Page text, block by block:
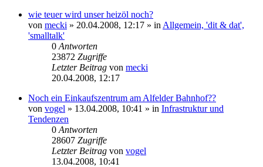
wie teuer wird unser heizöl noch?
von mecki » 20.04.2008, 12:17 » in Allgemein, 'dit & dat',
'smalltalk'
0 Antworten
23872 Zugriffe
Letzter Beitrag von mecki
20.04.2008, 12:17
Noch ein Einkaufszentrum am Alfelder Bahnhof??
von vogel » 13.04.2008, 10:41 » in Infrastruktur und
Tendenzen
0 Antworten
28607 Zugriffe
Letzter Beitrag von vogel
13.04.2008, 10:41